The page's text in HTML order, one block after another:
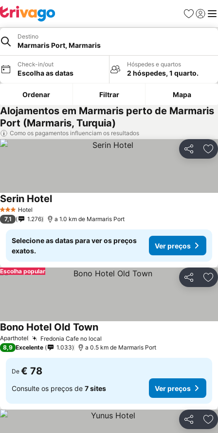
Favoritos
Iniciar
Destino
Marmaris Port, Marmaris
Check-in/out
Escolha as datas
Hóspedes e quartos
2 hóspedes, 1 quarto.
Ordenar Filtrar Mapa
Alojamentos em Marmaris perto de Marmaris
Port (Marmaris, Turquia)
Como os pagamentos influenciam os resultados
Partilhar
3 EstrelasHotel
Serin Hotel
7,1 1.276 a 1.0 km de Marmaris Port
Selecione as datas para ver os preços
exatos.
Ver preços
Partilhar
Escolha popular
Aparthotel Fredonia Cafe no local
Bono Hotel Old Town
8,9 Excelente 1.033 a 0.5 km de Marmaris Port
De € 78
Consulte os preços de 7 sites Ver preços
Partilhar